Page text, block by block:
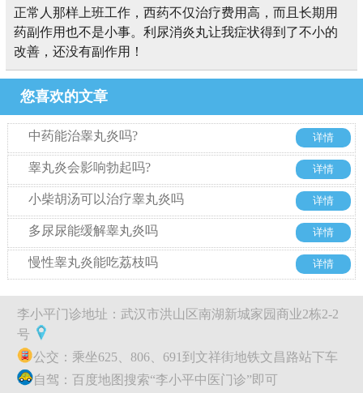
正常人那样上班工作，西药不仅治疗费用高，而且长期用
药副作用也不是小事。利尿消炎丸让我症状得到了不小的
改善，还没有副作用！
您喜欢的文章
中药能治睾丸炎吗? 详情
睾丸炎会影响勃起吗? 详情
小柴胡汤可以治疗睾丸炎吗 详情
多尿尿能缓解睾丸炎吗 详情
慢性睾丸炎能吃荔枝吗 详情
李小平门诊地址：武汉市洪山区南湖新城家园商业2栋2-2
号
公交：乘坐625、806、691到文祥街地铁文昌路站下车
自驾：百度地图搜索“李小平中医门诊”即可